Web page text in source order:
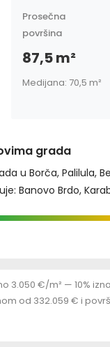
Prosečna
površina
87,5 m²
Medijana: 70,5 m²
grada
u Borča, Palilula,
Banovo Brdo,
3.050 €/m² — 10%
od 332.059 € i